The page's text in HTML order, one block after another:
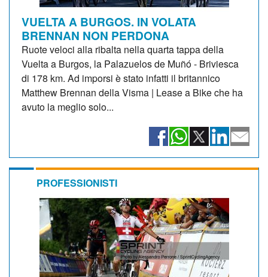
VUELTA A BURGOS. IN VOLATA
BRENNAN NON PERDONA
Ruote veloci alla ribalta nella quarta tappa della
Vuelta a Burgos, la Palazuelos de Muñó - Briviesca
di 178 km. Ad imporsi è stato infatti il britannico
Matthew Brennan della Visma | Lease a Bike che ha
avuto la meglio solo...
PROFESSIONISTI